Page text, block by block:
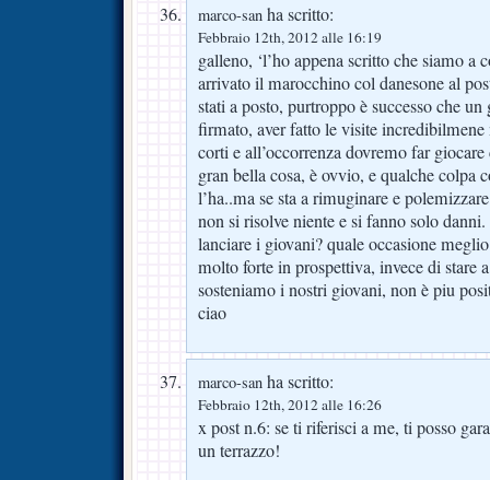
marco-san ha scritto:
Febbraio 12th, 2012 alle 16:19
galleno, ‘l’ho appena scritto che siamo a
arrivato il marocchino col danesone al
stati a posto, purtroppo è successo che
firmato, aver fatto le visite
corti e all’occorrenza dovremo far
gran bella cosa, è ovvio, e qualche colpa
l’ha..ma se sta a rimuginare e
non si risolve niente e si fanno solo
lanciare i giovani? quale occasione
molto forte in prospettiva, invece di stare
sosteniamo i nostri giovani, non è piu
ciao
marco-san ha scritto:
Febbraio 12th, 2012 alle 16:26
x post n.6: se ti riferisci a me, ti posso
un terrazzo!